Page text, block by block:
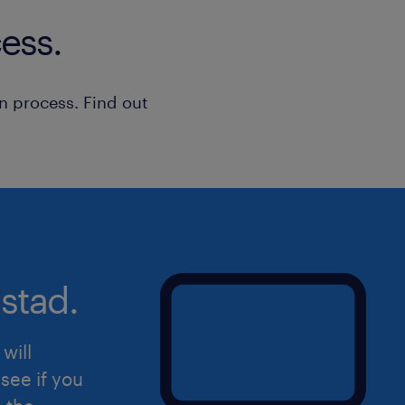
onderweg zijn ze makkelijk
goed inwerktraject voordat je
mogelijkheid tot vaste aanstelling
Uiteraard staat deze vacature open
process. Find out
will
if you